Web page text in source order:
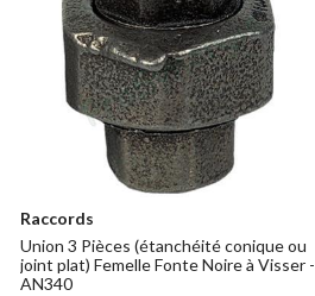
Raccords
Union 3 Pièces (étanchéité conique ou
joint plat) Femelle Fonte Noire à Visser -
AN340